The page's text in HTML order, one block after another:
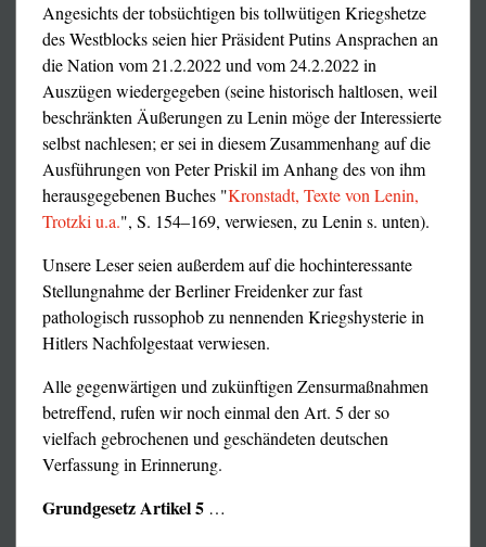
Kameramann: "Die Beine sind durch, was?
Durchgeschossen?"
Soldat: "Ja."
Kameramann: "Dreh ihn um."
(Soldat dreht den Gefangenen auf die linke Seite.
Schmerzhaftes Stöhnen ist zu hören.)
im Arsch. Er ist im Arsch."
Im Hintergrund: "... waren dafür da, auf Charkow
abzurotzen, du Hure?!"
Im Hintergrund (ukrainisch): "Hinlegen, hinlegen!"
Schrei im Hintergrund: "Du lügst, Scheiße!
[unverständlich] ... weil ihr auf Charkow abgerotzt habt,
ihr benutzten Kondome, Scheiße!"
Kameramann (nähert sich weiterem Gefangenen mit Sack
Neidobjekt der Stinker und Denunzianten, deren
Lebensinhalt es ist, anderen in die Suppe zu spucken,
nachdem sie ihre haben anbrennen lassen und dadurch
Staats- und Presselieblinge geworden sind.
Als es noch galt, das Volk des Westblocks gegenüber dem
durch Krieg und stalinistische Mißregierung (die ihrerseits
eine Kriegsfolge war) ausgebluteten und verarmten
Ostblock zu ködern, wurde die Mobilität in ihm nicht
Angesichts der tobsüchtigen bis tollwütigen Kriegshetze
des Westblocks seien hier Präsident Putins Ansprachen an
die Nation vom 21.2.2022 und vom 24.2.2022 in
Auszügen wiedergegeben (seine historisch haltlosen, weil
beschränkten Äußerungen zu Lenin möge der Interessierte
selbst nachlesen; er sei in diesem Zusammenhang auf die
Ausführungen von Peter Priskil im Anhang des von ihm
herausgegebenen Buches "Kronstadt, Texte von Lenin,
Trotzki u.a.", S. 154–169, verwiesen, zu Lenin s. unten).
Unsere Leser seien außerdem auf die hochinteressante
Stellungnahme der Berliner Freidenker zur fast
pathologisch russophob zu nennenden Kriegshysterie in
Hitlers Nachfolgestaat verwiesen.
Alle gegenwärtigen und zukünftigen Zensurmaßnahmen
betreffend, rufen wir noch einmal den Art. 5 der so
vielfach gebrochenen und geschändeten deutschen
Verfassung in Erinnerung.
Grundgesetz Artikel 5 …